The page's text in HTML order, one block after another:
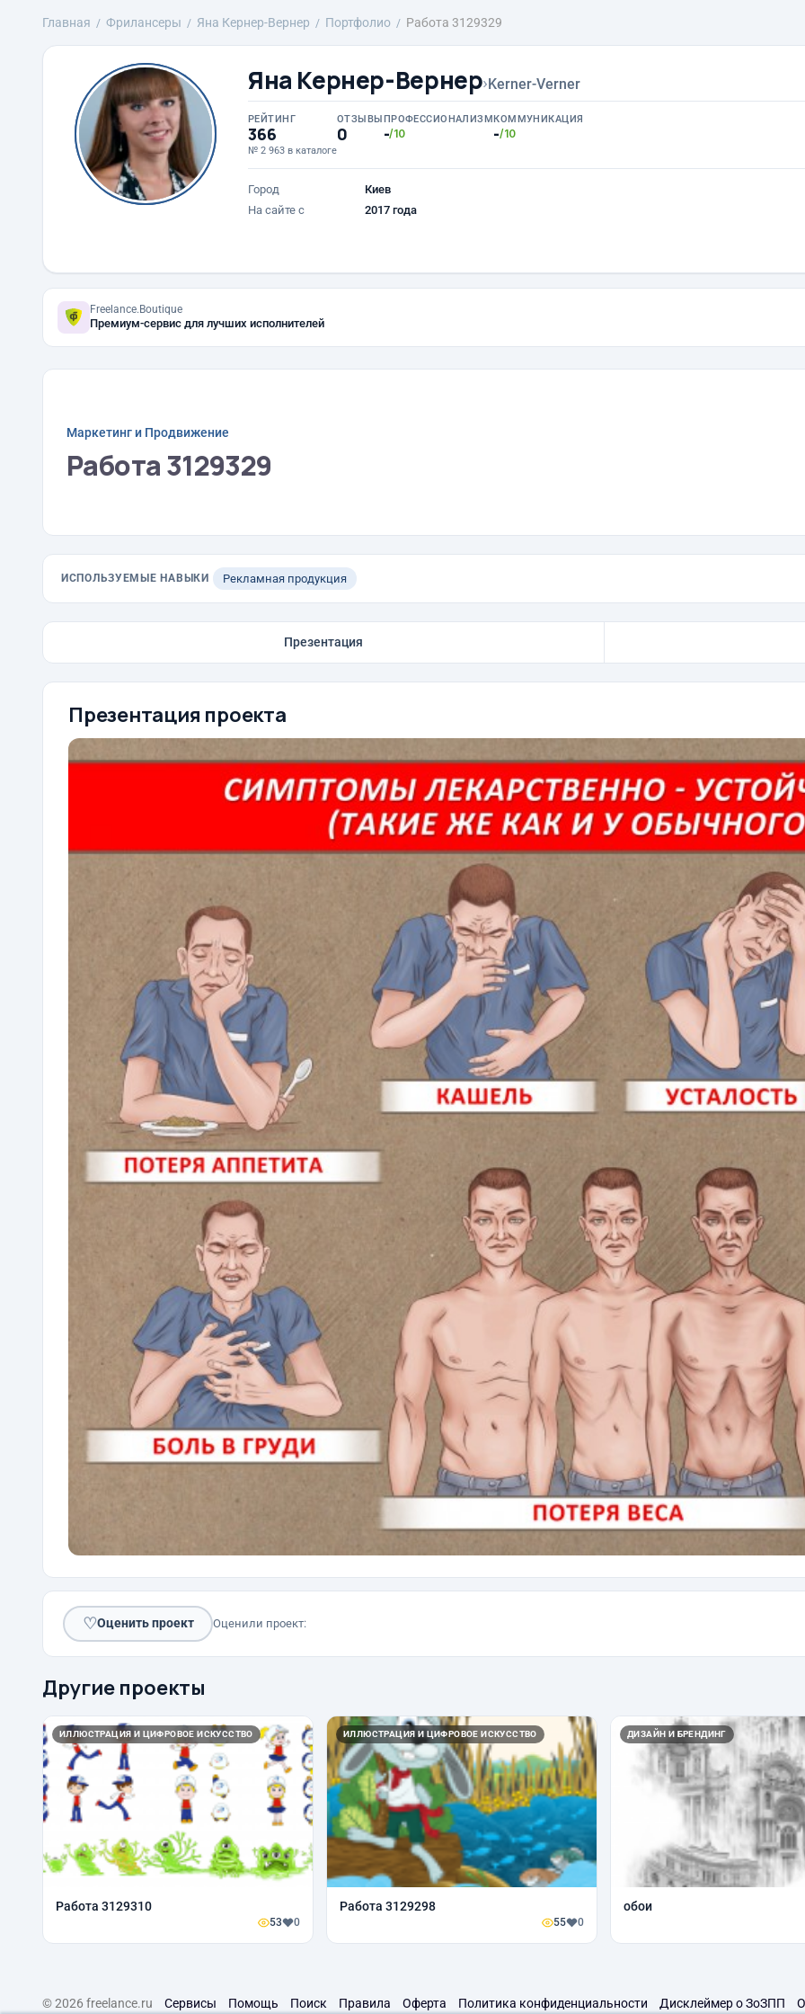
Главная Фрилансеры Яна Кернер-Вернер Портфолио Работа 3129329
Яна Кернер-Вернер›Kerner-Verner
РЕЙТИНГ
366
№ 2 963 в каталоге
ОТЗЫВЫ
0
ПРОФЕССИОНАЛИЗМ
-/10
КОММУНИКАЦИЯ
-/10
Город
Киев
На сайте с
2017 года
Freelance.Boutique
Премиум-сервис для лучших исполнителей
Маркетинг и Продвижение
Работа 3129329
ИСПОЛЬЗУЕМЫЕ НАВЫКИ Рекламная продукция
Презентация
Презентация проекта
♡Оценить проект Оценили проект:
Другие проекты
ИЛЛЮСТРАЦИЯ И ЦИФРОВОЕ ИСКУССТВО
Работа 3129310
53 0
ИЛЛЮСТРАЦИЯ И ЦИФРОВОЕ ИСКУССТВО
Работа 3129298
55 0
ДИЗАЙН И БРЕНДИНГ
обои
© 2026 freelance.ru Сервисы Помощь Поиск Правила Оферта Политика конфиденциальности Дисклеймер о ЗоЗПП